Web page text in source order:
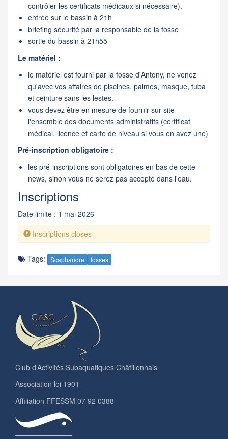
contrôler les certificats médicaux si nécessaire).
entrée sur le bassin à 21h
briefing sécurité par la responsable de la fosse
sortie du bassin à 21h55
Le matériel :
le matériel est fourni par la fosse d'Antony, ne venez
qu'avec vos affaires de piscines, palmes, masque, tuba
et ceinture sans les lestes.
vous devez être en mesure de fournir sur site
l'ensemble des documents administratifs (certificat
médical, licence et carte de niveau si vous en avez une)
Pré-inscription obligatoire :
les pré-inscriptions sont obligatoires en bas de cette
news, sinon vous ne serez pas accepté dans l'eau.
Inscriptions
Date limite : 1 mai 2026
Inscriptions closes
Tags: Scaphandre fosses
Club d’Activités Subaquatiques Châtillonnais
Association loi 1901
Affiliation FFESSM 07 92 0388